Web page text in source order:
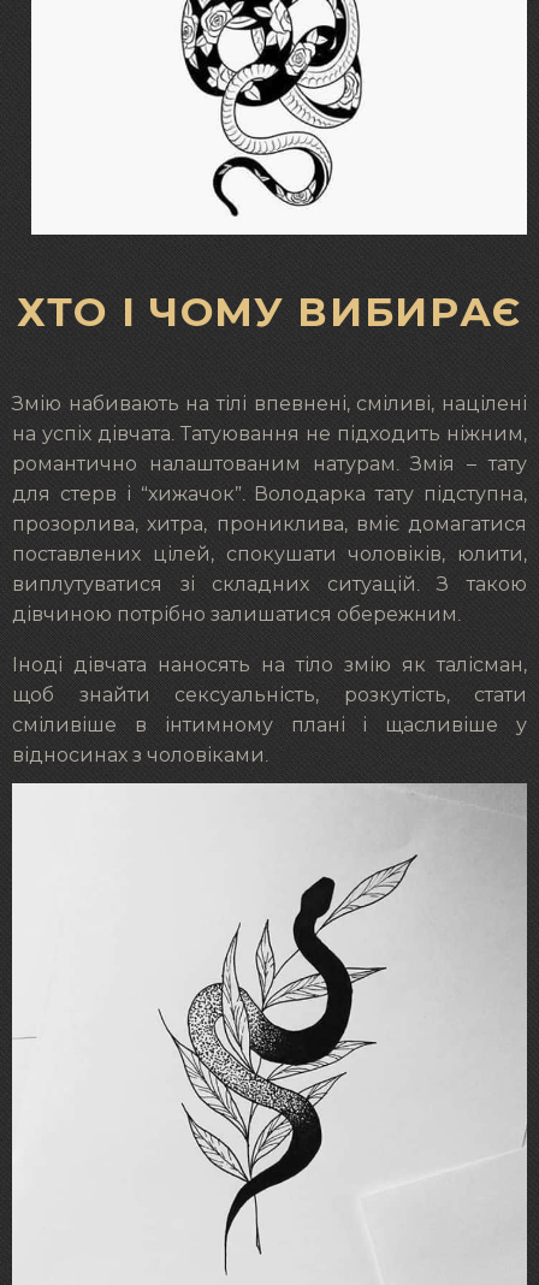
ХТО І ЧОМУ ВИБИРАЄ
Змію набивають на тілі впевнені, сміливі, націлені
на успіх дівчата. Татуювання не підходить ніжним,
романтично налаштованим натурам. Змія – тату
для стерв і “хижачок”. Володарка тату підступна,
прозорлива, хитра, прониклива, вміє домагатися
поставлених цілей, спокушати чоловіків, юлити,
виплутуватися зі складних ситуацій. З такою
дівчиною потрібно залишатися обережним.
Іноді дівчата наносять на тіло змію як талісман,
щоб знайти сексуальність, розкутість, стати
сміливіше в інтимному плані і щасливіше у
відносинах з чоловіками.